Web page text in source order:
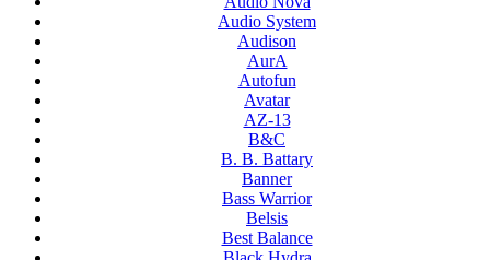
Audio System
Audison
AurA
Autofun
Avatar
AZ-13
B&C
B. B. Battary
Banner
Bass Warrior
Belsis
Best Balance